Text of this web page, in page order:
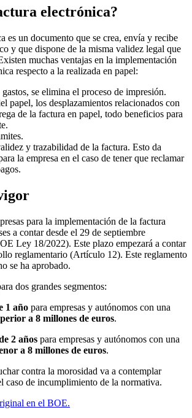
electrónica?
es un documento que se crea, envía y recibe
y que dispone de la misma validez legal que
muchas ventajas en la implementación
respecto a la realizada en papel:
se elimina el proceso de impresión.
papel, los desplazamientos relacionados con
de la factura en papel, todo beneficios para
y trazabilidad de la factura. Esto da
la empresa en el caso de tener que reclamar
para la implementación de la factura
a contar desde el 29 de septiembre
Ley 18/2022). Este plazo empezará a contar
reglamentario (Artículo 12). Este reglamento
se ha aprobado.
dos grandes segmentos:
1 año para empresas y autónomos con una
a 8 millones de euros.
2 años para empresas y autónomos con una
a 8 millones de euros.
contra la morosidad va a contemplar
caso de incumplimiento de la normativa.
en el BOE.